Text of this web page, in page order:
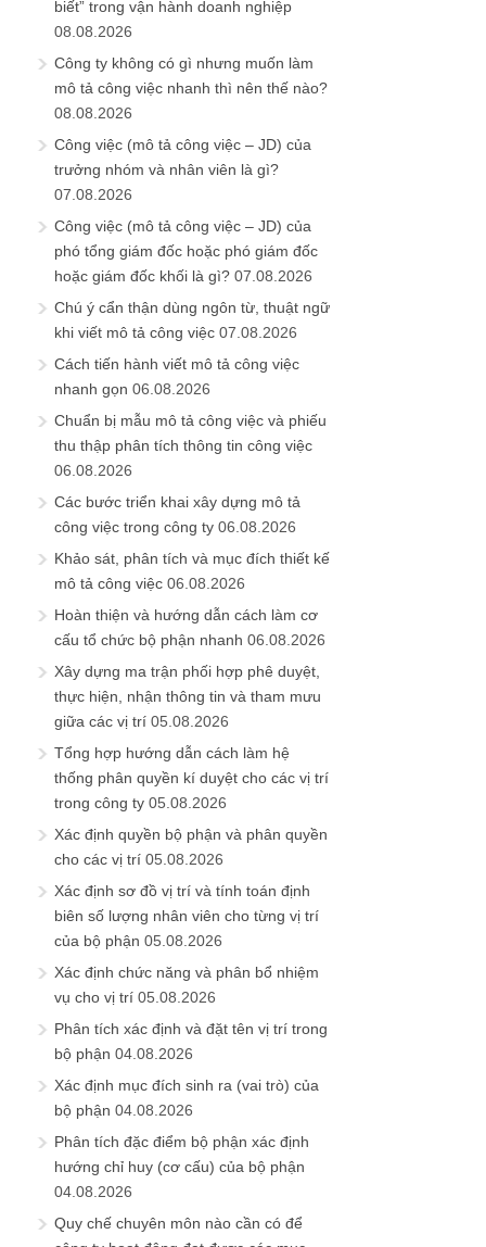
biết” trong vận hành doanh nghiệp
08.08.2026
Công ty không có gì nhưng muốn làm
mô tả công việc nhanh thì nên thế nào?
08.08.2026
Công việc (mô tả công việc – JD) của
trưởng nhóm và nhân viên là gì?
07.08.2026
Công việc (mô tả công việc – JD) của
phó tổng giám đốc hoặc phó giám đốc
hoặc giám đốc khối là gì? 07.08.2026
Chú ý cẩn thận dùng ngôn từ, thuật ngữ
khi viết mô tả công việc 07.08.2026
Cách tiến hành viết mô tả công việc
nhanh gọn 06.08.2026
Chuẩn bị mẫu mô tả công việc và phiếu
thu thập phân tích thông tin công việc
06.08.2026
Các bước triển khai xây dựng mô tả
công việc trong công ty 06.08.2026
Khảo sát, phân tích và mục đích thiết kế
mô tả công việc 06.08.2026
Hoàn thiện và hướng dẫn cách làm cơ
cấu tổ chức bộ phận nhanh 06.08.2026
Xây dựng ma trận phối hợp phê duyệt,
thực hiện, nhận thông tin và tham mưu
giữa các vị trí 05.08.2026
Tổng hợp hướng dẫn cách làm hệ
thống phân quyền kí duyệt cho các vị trí
trong công ty 05.08.2026
Xác định quyền bộ phận và phân quyền
cho các vị trí 05.08.2026
Xác định sơ đồ vị trí và tính toán định
biên số lượng nhân viên cho từng vị trí
của bộ phận 05.08.2026
Xác định chức năng và phân bổ nhiệm
vụ cho vị trí 05.08.2026
Phân tích xác định và đặt tên vị trí trong
bộ phận 04.08.2026
Xác định mục đích sinh ra (vai trò) của
bộ phận 04.08.2026
Phân tích đặc điểm bộ phận xác định
hướng chỉ huy (cơ cấu) của bộ phận
04.08.2026
Quy chế chuyên môn nào cần có để